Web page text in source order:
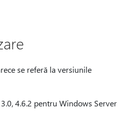
se referă la versiunile
4.6.2 pentru Windows Server